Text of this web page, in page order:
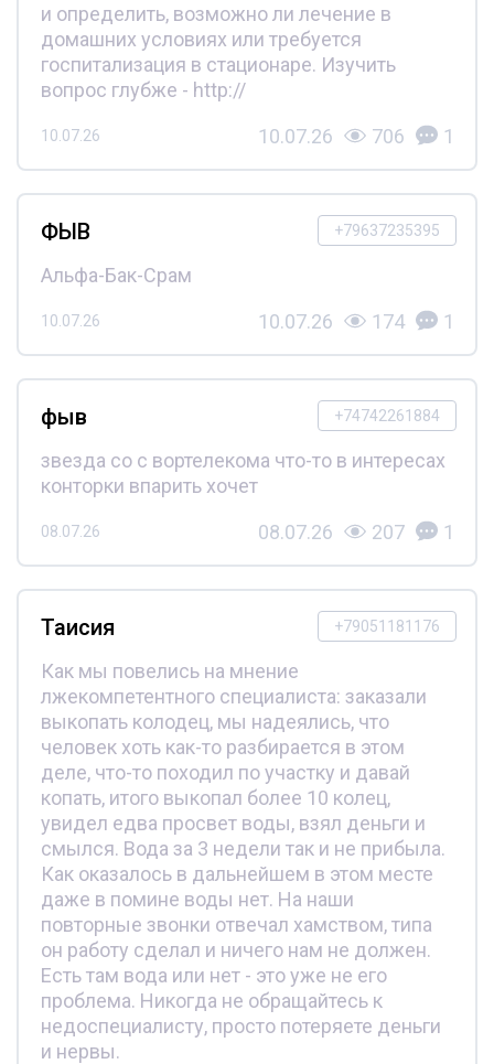
и определить, возможно ли лечение в
домашних условиях или требуется
госпитализация в стационаре. Изучить
вопрос глубже - http://
10.07.26 10.07.26 706 1
+79637235395
ФЫВ
Альфа-Бак-Срам
10.07.26 10.07.26 174 1
+74742261884
фыв
звезда со с вортелекома что-то в интересах
конторки впарить хочет
08.07.26 08.07.26 207 1
+79051181176
Таисия
Как мы повелись на мнение
лжекомпетентного специалиста: заказали
выкопать колодец, мы надеялись, что
человек хоть как-то разбирается в этом
деле, что-то походил по участку и давай
копать, итого выкопал более 10 колец,
увидел едва просвет воды, взял деньги и
смылся. Вода за 3 недели так и не прибыла.
Как оказалось в дальнейшем в этом месте
даже в помине воды нет. На наши
повторные звонки отвечал хамством, типа
он работу сделал и ничего нам не должен.
Есть там вода или нет - это уже не его
проблема. Никогда не обращайтесь к
недоспециалисту, просто потеряете деньги
и нервы.